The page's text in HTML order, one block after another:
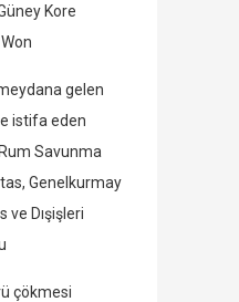
Kore
gelen
istifa eden
Savunma
Genelkurmay
ve Dışişleri
çökmesi